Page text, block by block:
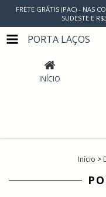
FRETE GRÁTIS (PAC) - NAS
SUDESTE E
PORTA LAÇOS
INÍCIO
Início >